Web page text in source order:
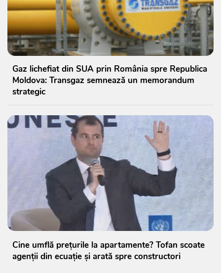
Gaz lichefiat din SUA prin România spre Republica
Moldova: Transgaz semnează un memorandum
strategic
Cine umflă prețurile la apartamente? Tofan scoate
agenții din ecuație și arată spre constructori